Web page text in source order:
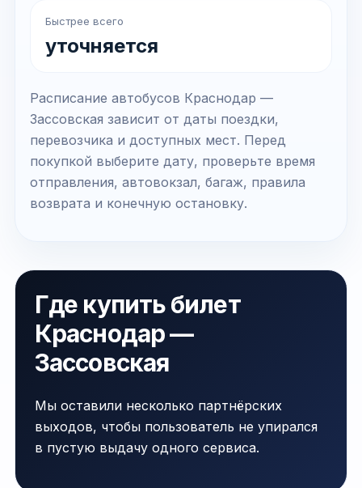
Быстрее всего
уточняется
Расписание автобусов Краснодар —
Зассовская зависит от даты поездки,
перевозчика и доступных мест. Перед
покупкой выберите дату, проверьте время
отправления, автовокзал, багаж, правила
возврата и конечную остановку.
Где купить билет
Краснодар —
Зассовская
Мы оставили несколько партнёрских
выходов, чтобы пользователь не упирался
в пустую выдачу одного сервиса.